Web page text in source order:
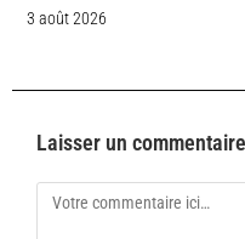
3 août 2026
Laisser un commentaire